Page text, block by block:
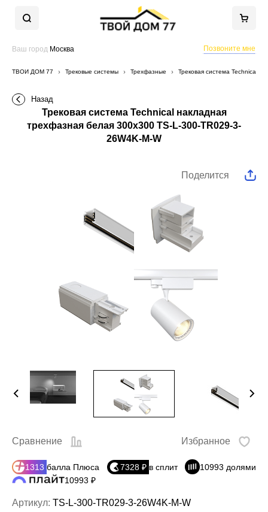
Ваш город Москва Позвоните мне
ТВОЙ ДОМ 77 Трековые системы Трехфазные Трековая система Technical
Назад
Трековая система Technical накладная
трехфазная белая 300x300 TS-L-300-TR029-3-
26W4K-M-W
Поделится
Артикул: TS-L-300-TR029-3-26W4K-M-W
Сравнение Избранное
1313 балла Плюса 7328 ₽ в сплит
10993 долями
10993 ₽